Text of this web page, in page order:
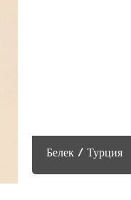
Белек / Турция